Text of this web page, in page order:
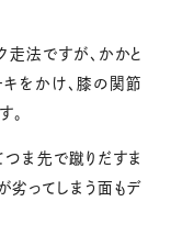
走法ですが、かかと
をかけ、膝の関節
。
ま先で蹴りだすま
劣ってしまう面もデ